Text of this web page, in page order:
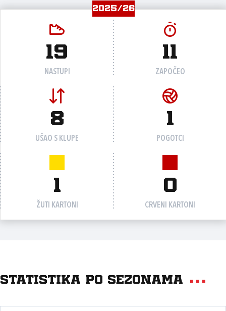
2025/26
19
NASTUPI
11
ZAPOČEO
8
UŠAO S KLUPE
1
POGOTCI
1
ŽUTI KARTONI
0
CRVENI KARTONI
Statistika po sezonama